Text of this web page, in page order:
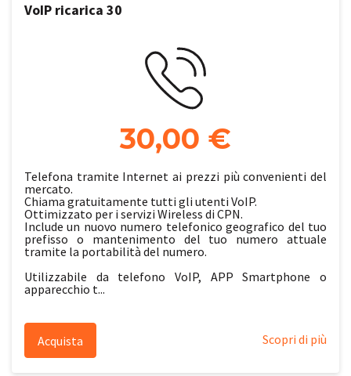
VoIP ricarica 30
30,00 €
Telefona tramite Internet ai prezzi più convenienti del
mercato.
Chiama gratuitamente tutti gli utenti VoIP.
Ottimizzato per i servizi Wireless di CPN.
Include un nuovo numero telefonico geografico del tuo
prefisso o mantenimento del tuo numero attuale
tramite la portabilità del numero.
Utilizzabile da telefono VoIP, APP Smartphone o
apparecchio t...
Scopri di più
Acquista